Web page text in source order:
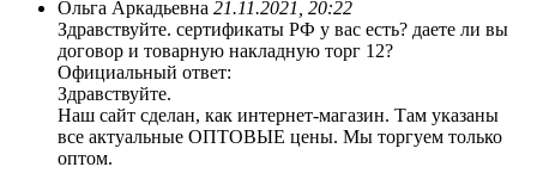
Ольга Аркадьевна 21.11.2021, 20:22
Здравствуйте. сертификаты РФ у вас есть? даете ли вы
договор и товарную накладную торг 12?
Официальный ответ:
Здравствуйте.
Наш сайт сделан, как интернет-магазин. Там указаны
все актуальные ОПТОВЫЕ цены. Мы торгуем только
оптом.